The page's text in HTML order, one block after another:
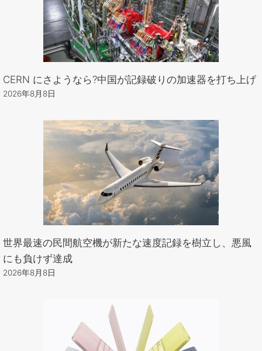
CERN にさようなら?中国が記録破りの加速器を打ち上げ
2026年8月8日
世界最速の民間航空機が新たな速度記録を樹立し、悪風
にも負けず達成
2026年8月8日